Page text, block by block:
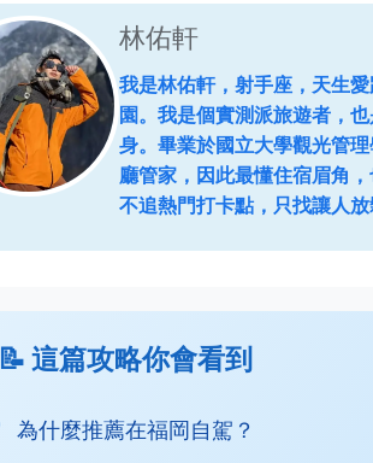
林佑軒
我是林佑軒，射手座，天生
園。我是個實測派旅遊者，
身。畢業於國立大學觀光管
廳管家，因此最懂住宿眉角
不追熱門打卡點，只找讓人
📝 這篇攻略你會看到
為什麼推薦在福岡自駕？